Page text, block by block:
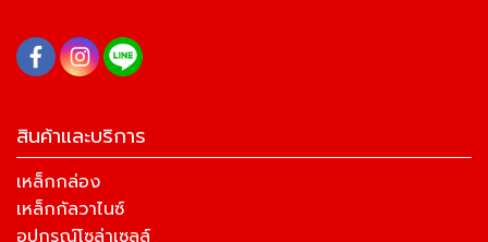
สินค้าและบริการ
เหล็กกล่อง
เหล็กกัลวาไนซ์
อุปกรณ์โซล่าเซลล์